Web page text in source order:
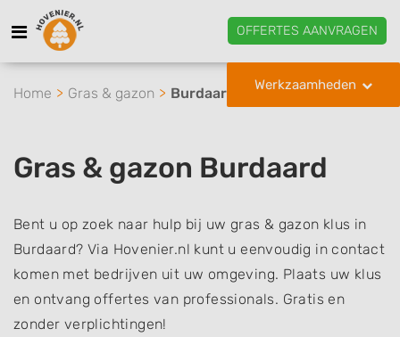
OFFERTES AANVRAGEN
Werkzaamheden
Home Gras & gazon Burdaard
Gras & gazon Burdaard
Bent u op zoek naar hulp bij uw gras & gazon klus in
Burdaard? Via Hovenier.nl kunt u eenvoudig in contact
komen met bedrijven uit uw omgeving. Plaats uw klus
en ontvang offertes van professionals. Gratis en
zonder verplichtingen!